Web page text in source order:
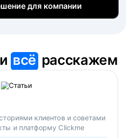
для компании
всё расскажем
клиентов и советами
и платформу Clickme